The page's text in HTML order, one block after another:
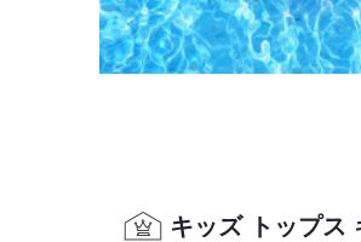
キッズ トップス